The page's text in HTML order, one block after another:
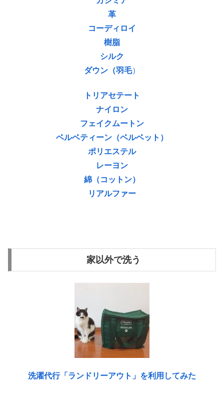
革
コーディロイ
樹脂
シルク
ダウン（羽毛）
トリアセテート
ナイロン
フェイクムートン
ベルベティーン（ベルベット）
ポリエステル
レーヨン
綿（コットン）
リアルファー
家以外で洗う
洗濯代行「ランドリーアウト」を利用してみた